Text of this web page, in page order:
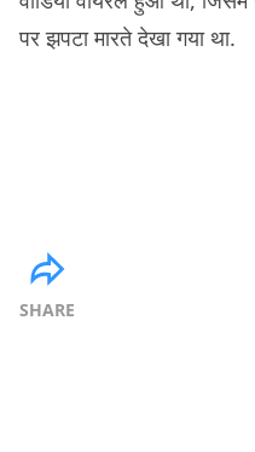
पर झपटा मारते देखा गया था.
SHARE